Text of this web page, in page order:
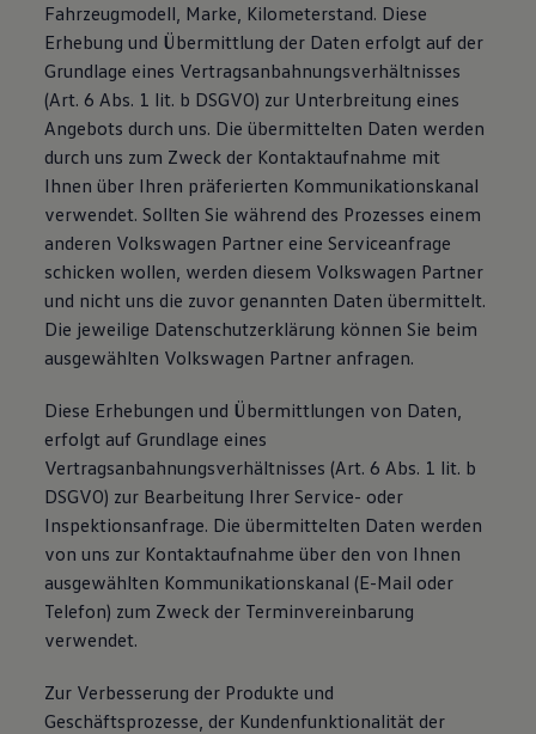
Fahrzeugmodell, Marke, Kilometerstand. Diese
Erhebung und Übermittlung der Daten erfolgt auf der
Grundlage eines Vertragsanbahnungsverhältnisses
(Art. 6 Abs. 1 lit. b DSGVO) zur Unterbreitung eines
Angebots durch uns. Die übermittelten Daten werden
durch uns zum Zweck der Kontaktaufnahme mit
Ihnen über Ihren präferierten Kommunikationskanal
verwendet. Sollten Sie während des Prozesses einem
anderen Volkswagen Partner eine Serviceanfrage
schicken wollen, werden diesem Volkswagen Partner
und nicht uns die zuvor genannten Daten übermittelt.
Die jeweilige Datenschutzerklärung können Sie beim
ausgewählten Volkswagen Partner anfragen.
Diese Erhebungen und Übermittlungen von Daten,
erfolgt auf Grundlage eines
Vertragsanbahnungsverhältnisses (Art. 6 Abs. 1 lit. b
DSGVO) zur Bearbeitung Ihrer Service- oder
Inspektionsanfrage. Die übermittelten Daten werden
von uns zur Kontaktaufnahme über den von Ihnen
ausgewählten Kommunikationskanal (E-Mail oder
Telefon) zum Zweck der Terminvereinbarung
verwendet.
Zur Verbesserung der Produkte und
Geschäftsprozesse, der Kundenfunktionalität der